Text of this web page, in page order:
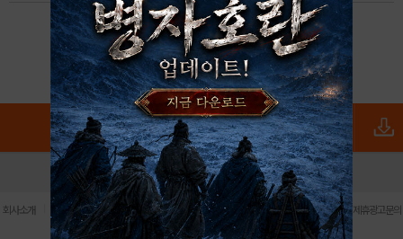
아이디 / 비밀번호 찾기 회원가입
로그인 PC버전 전체앱
회사소개 이용약관 | 개인정보 처리방침 | 청소년 보호정책 | 불법촬영물 신고센터 | 제휴광고문의